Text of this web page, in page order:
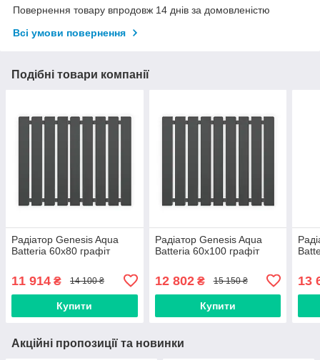
Повернення товару впродовж 14 днів за домовленістю
Всі умови повернення
Подібні товари компанії
Радіатор Genesis Aqua
Batteria 60x80 графіт
11 914 ₴ 14 100 ₴
Купити
Радіатор Genesis Aqua
Batteria 60x100 графіт
12 802₴ 15 150 ₴
Купити
13
Акційні пропозиції та новинки